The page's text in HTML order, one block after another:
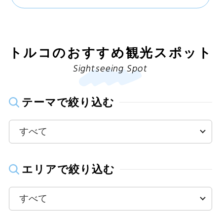
トルコのおすすめ観光スポット
Sightseeing Spot
テーマで絞り込む
エリアで絞り込む